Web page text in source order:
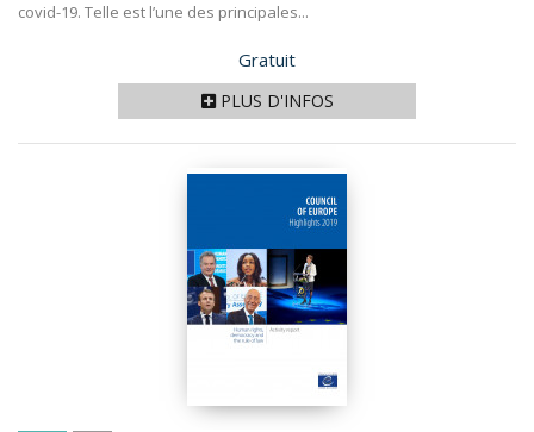
covid-19. Telle est l’une des principales...
Prix
Gratuit
PLUS D'INFOS